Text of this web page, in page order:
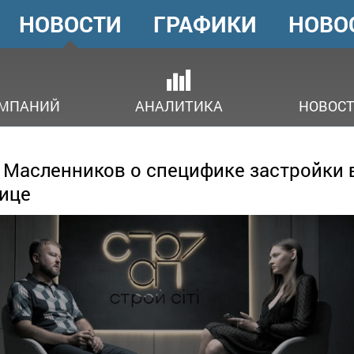
ГОЛОВНЕ
МЕНЮ
НОВОСТИ
АНАЛИТИКА
ГРАФИКИ
Масленников о специфике застройки